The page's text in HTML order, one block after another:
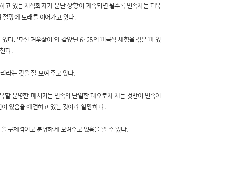
있는 시적화자가 분단 상황이 계속되면 될수록 민족사는 더욱
절망에 노래를 이어가고 있다.
다. '모진 겨우살이'와 같았던 6·25의 비극적 체험을 겪은 바 있
다.
라는 것을 잘 보여 주고 있다.
분명한 메시지는 민족의 단일한 대오로서 서는 것만이 민족이
있음을 예견하고 있는 것이라 할만하다.
구체적이고 분명하게 보여주고 있음을 알 수 있다.